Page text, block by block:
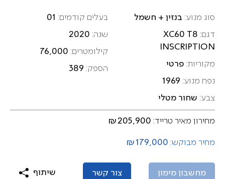
סוג מנוע: בנזין + חשמל
דגם: XC60 T8
INSCRIPTION
מקוריות: פרטי
נפח מנוע: 1969
צבע: שחור מטלי
בעלים קודמים: 01
שנה: 2020
קילומטרים: 76,000
הספק: 389
מחירון מאיר טרייד: ₪205,900
מחיר מבוקש: ₪179,000
מחשבון מימון צור קשר שיתוף